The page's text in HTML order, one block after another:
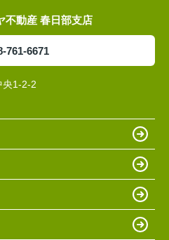
不動産 春日部支店
761-6671
央1-2-2